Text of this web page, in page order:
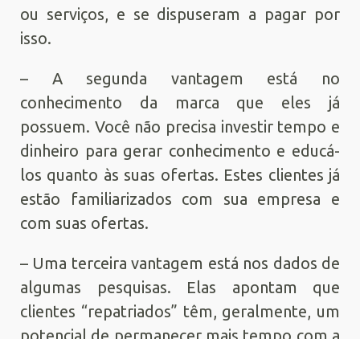
ou serviços, e se dispuseram a pagar por
isso.
– A segunda vantagem está no
conhecimento da marca que eles já
possuem. Você não precisa investir tempo e
dinheiro para gerar conhecimento e educá-
los quanto às suas ofertas. Estes clientes já
estão familiarizados com sua empresa e
com suas ofertas.
– Uma terceira vantagem está nos dados de
algumas pesquisas. Elas apontam que
clientes “repatriados” têm, geralmente, um